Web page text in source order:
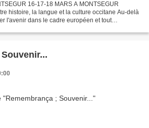
16-17-18 MARS A MONTSEGUR
histoire, la langue et la culture occitane Au-delà
l'avenir dans le cadre européen et tout